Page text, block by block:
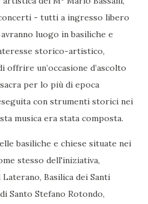
- tutti a ingresso libero
luogo in basiliche e
storico-artistico,
offrire un’occasione d’ascolto
per lo più di epoca
con strumenti storici nei
musica era stata composta.
basiliche e chiese situate nei
stesso dell'iniziativa,
Laterano, Basilica dei Santi
Santo Stefano Rotondo,